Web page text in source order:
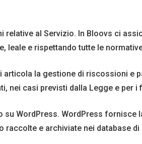
relative al Servizio. In Bloovs ci
leale e rispettando tutte le
la gestione di riscossioni e
nei casi previsti dalla Legge e per i
su WordPress. WordPress
e archiviate nei database di